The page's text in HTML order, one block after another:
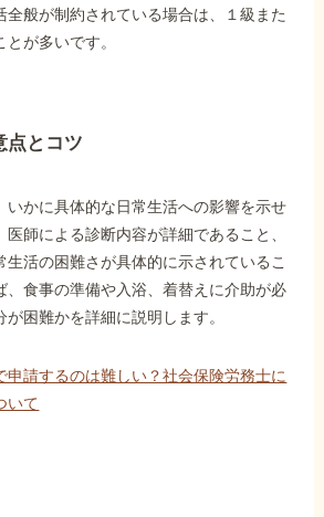
全般が制約されている場合は、１級また
が多いです。
点とコツ
いかに具体的な日常生活への影響を示せ
師による診断内容が詳細であること、
生活の困難さが具体的に示されているこ
、食事の準備や入浴、着替えに介助が必
困難かを詳細に説明します。
申請するのは難しい？社会保険労務士に
いて